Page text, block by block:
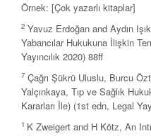
Örnek: [Çok yazarlı kitaplar]
2 Yavuz Erdoğan and Aydın
Yabancılar Hukukuna İlişkin
Yayıncılık 2020) 88ff
7 Çağrı Şükrü Uluslu, Burcu
Yalçınkaya, Tıp ve Sağlık
Kararları İle) (1st edn, Legal
1 K Zweigert and H Kötz, An